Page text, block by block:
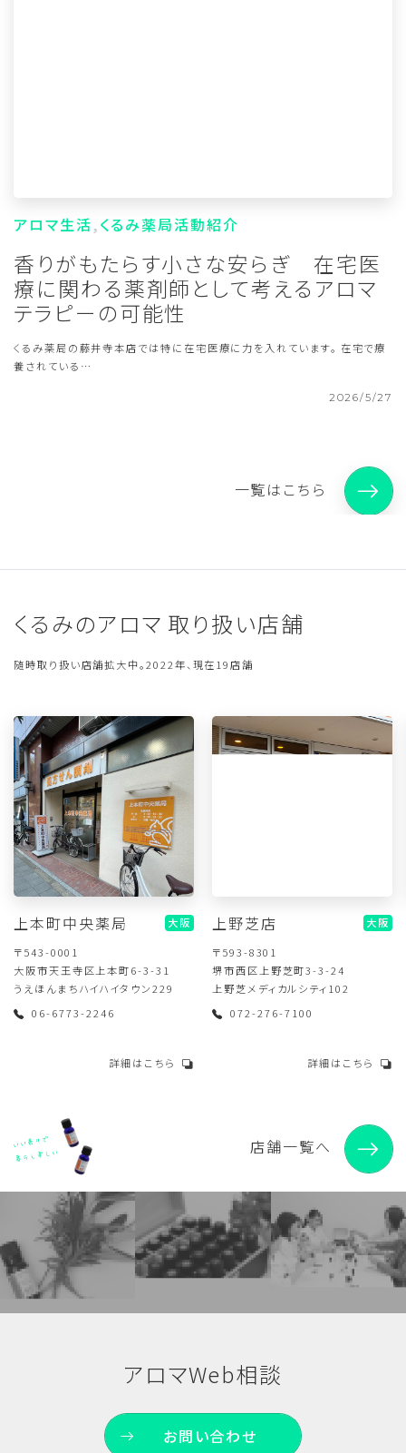
アロマ生活 くるみ薬局活動紹介
香りがもたらす小さな安らぎ 在宅医
療に関わる薬剤師として考えるアロマ
テラピーの可能性
くるみ薬局の藤井寺本店では特に在宅医療に力を入れています。 在宅で療
養されている…
2026/5/27
一覧はこちら
くるみのアロマ 取り扱い店舗
随時取り扱い店舗拡大中。2022年、現在19店舗
上本町中央薬局
大阪
〒543-0001
大阪市天王寺区上本町6-3-31
うえほんまちハイハイタウン229
06-6773-2246
詳細はこちら
上野芝店
大阪
〒593-8301
堺市西区上野芝町3-3-24
上野芝メディカルシティ102
072-276-7100
詳細はこちら
店舗一覧へ
アロマWeb相談
お問い合わせ